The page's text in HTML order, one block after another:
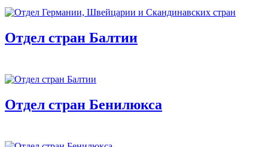
Отдел стран Балтии
Отдел стран Бенилюкса